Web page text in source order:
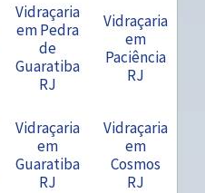
Vidraçaria
em Pedra
de
Guaratiba
RJ
Vidraçaria
em
Paciência
RJ
Vidraçaria
em
Guaratiba
RJ
Vidraçaria
em
Cosmos
RJ